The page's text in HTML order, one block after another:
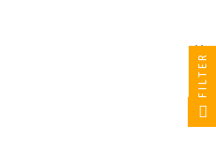
FILTER